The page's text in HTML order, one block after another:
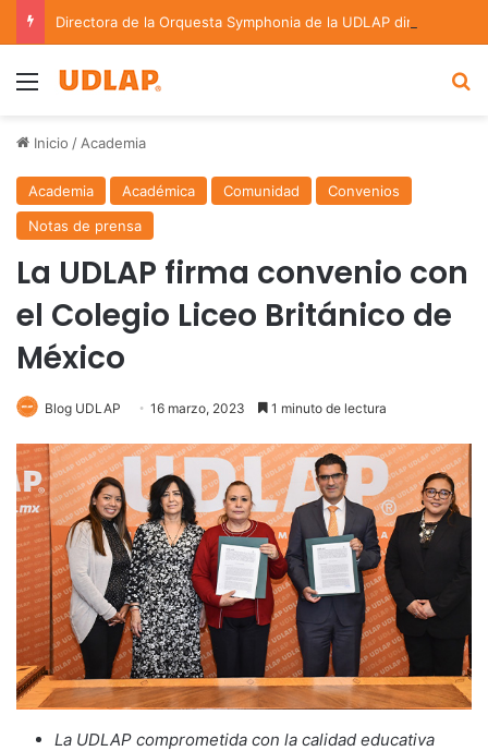
Menu
Inicio / Academia
Academia Académica Comunidad
Convenios
Notas de prensa
La UDLAP firma convenio con
el Colegio Liceo Británico de
México
Blog UDLAP 16 marzo, 2023 1 minuto de lectura
La UDLAP comprometida con la calidad educativa